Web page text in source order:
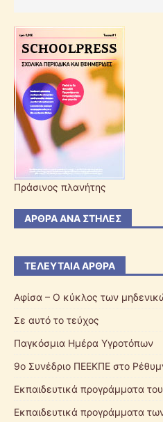
Πράσινος πλανήτης
ΆΡΘΡΑ ΑΝΆ ΣΤΉΛΕΣ
ΤΕΛΕΥΤΑΊΑ ΆΡΘΡΑ
Αφίσα – Ο κύκλος των
Σε αυτό το τεύχος
Παγκόσμια Ημέρα Υγροτόπων
9ο Συνέδριο ΠΕΕΚΠΕ στο
Εκπαιδευτικά προγράμματα
Εκπαιδευτικά προγράμματα